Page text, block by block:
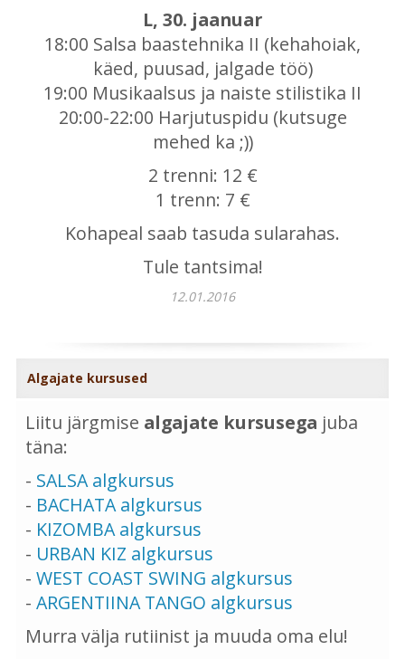
L, 30. jaanuar
18:00 Salsa baastehnika II (kehahoiak,
käed, puusad, jalgade töö)
19:00 Musikaalsus ja naiste stilistika II
20:00-22:00 Harjutuspidu (kutsuge
mehed ka ;))
2 trenni: 12 €
1 trenn: 7 €
Kohapeal saab tasuda sularahas.
Tule tantsima!
12.01.2016
Algajate kursused
Liitu järgmise algajate kursusega juba
täna:
- SALSA algkursus
- BACHATA algkursus
- KIZOMBA algkursus
- URBAN KIZ algkursus
- WEST COAST SWING algkursus
- ARGENTIINA TANGO algkursus
Murra välja rutiinist ja muuda oma elu!